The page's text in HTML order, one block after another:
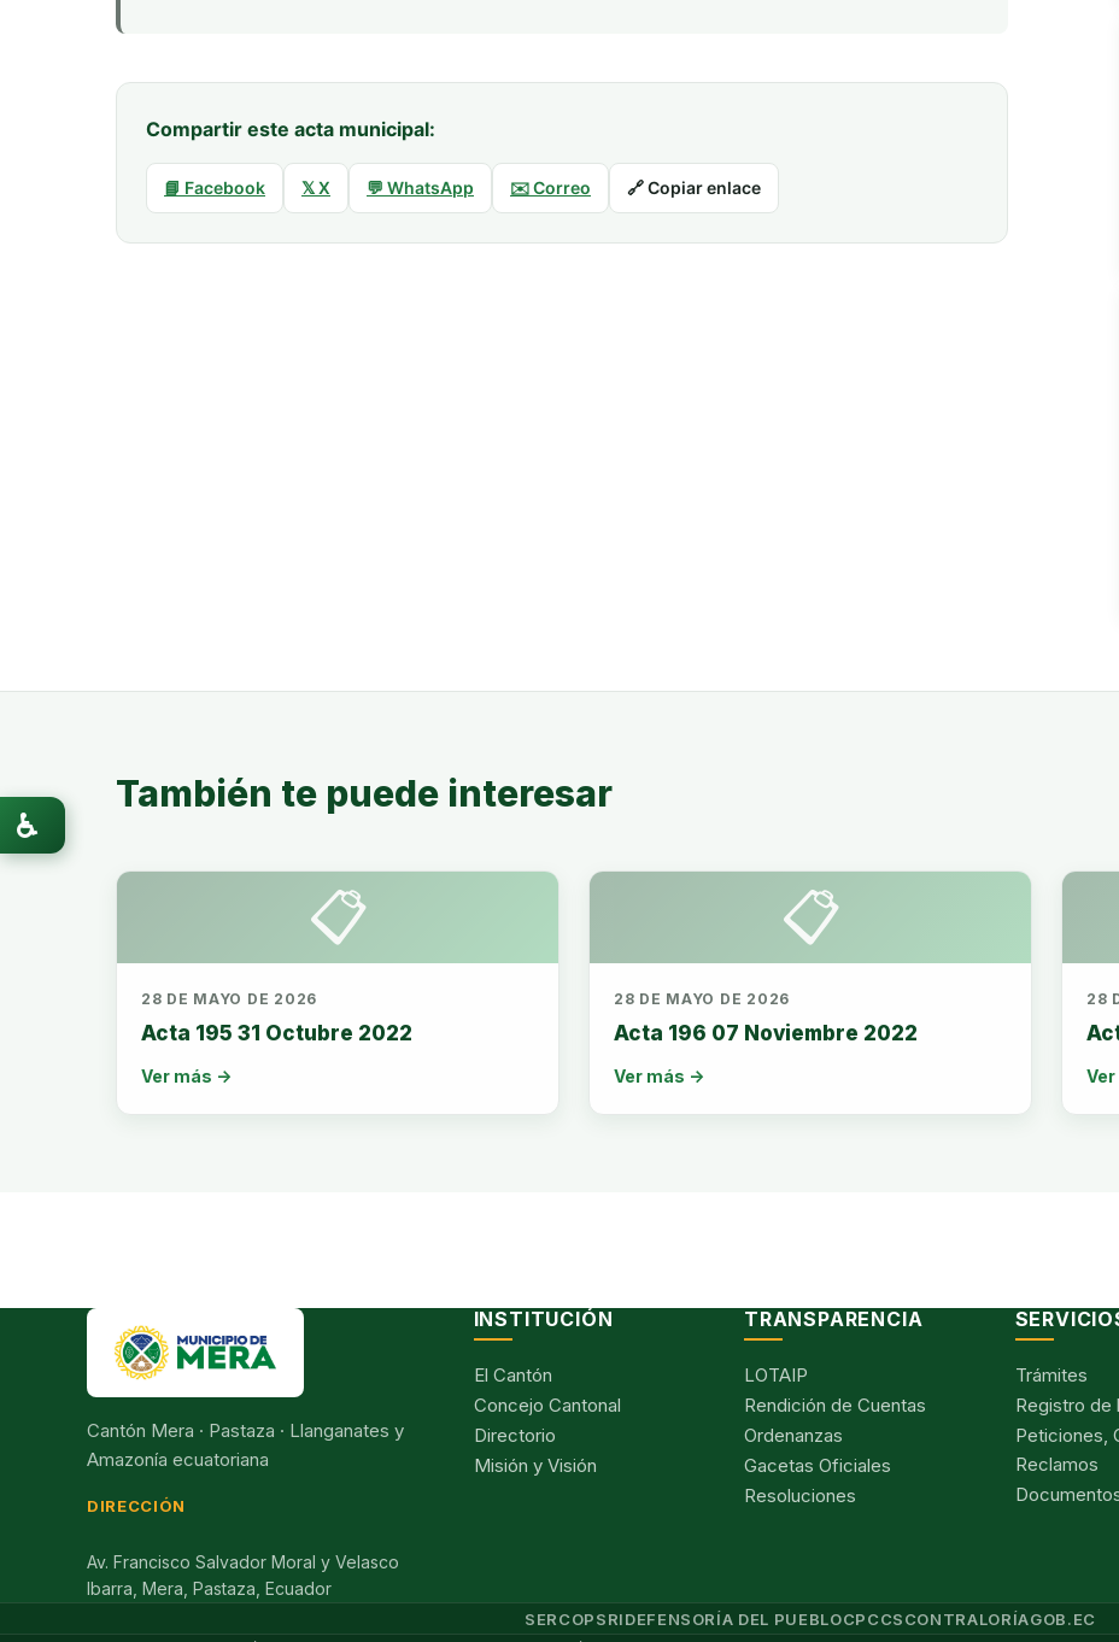
Compartir este acta municipal:
📘 Facebook 𝕏 X 💬 WhatsApp ✉️ Correo 🔗 Copiar enlace
También te puede interesar
📋
28 DE MAYO DE 2026
Acta 195 31 Octubre 2022
Ver más →
📋
28 DE MAYO DE 2026
Acta 196 07 Noviembre 2022
Ver más →
28
Cantón Mera · Pastaza · Llanganates y
Amazonía ecuatoriana
DIRECCIÓN
Av. Francisco Salvador Moral y Velasco
Ibarra, Mera, Pastaza, Ecuador
INSTITUCIÓN
El Cantón
Concejo Cantonal
Directorio
Misión y Visión
TRANSPARENCIA
LOTAIP
Rendición de Cuentas
Ordenanzas
Gacetas Oficiales
Resoluciones
Trámites
Registro de
Peticiones,
Reclamos
SERCOPSRIDEFENSORÍA DEL PUEBLOCPCCSCONTRALORÍAGOB.EC
♿